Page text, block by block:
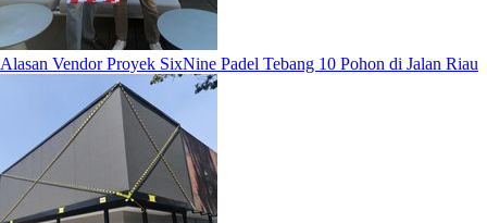
Alasan Vendor Proyek SixNine Padel Tebang 10 Pohon di Jalan Riau